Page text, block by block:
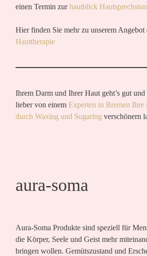
einen Termin zurhautblick
Hier finden Sie mehr zu unserem Angebot
Hauttherapie
Ihrem Darm und Ihrer Haut geht’s gut
lieber von einem Experten in Bremen Ihre
durch Waxing und Sugaring verschönern
aura-soma
Aura-Soma Produkte sind speziell für
die Körper, Seele und Geist mehr
bringen wollen. Gemütszustand und